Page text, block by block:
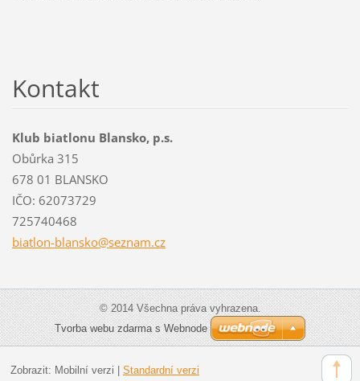
Kontakt
Klub biatlonu Blansko, p.s.
Obůrka 315
678 01 BLANSKO
IČO: 62073729
725740468
biatlon-blansko@seznam.cz
© 2014 Všechna práva vyhrazena.
Tvorba webu zdarma s Webnode
Zobrazit: Mobilní verzi Standardní verzi